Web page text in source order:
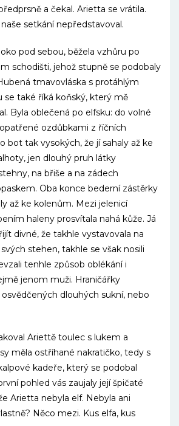
a čekal. Arietta se vrátila.
setkání nepředstavoval.
pod sebou, běžela vzhůru po
schodišti, jehož stupně se podobaly
tmavovláska s protáhlým
se také říká koňský, který mě
Byla oblečená po elfsku: do volné
ozdůbkami z říčních
bot tak vysokých, že jí sahaly až ke
jen dlouhý pruh látky
na břiše a na zádech
Oba konce bederní zástěrky
až ke kolenům. Mezi jelenicí
haleny prosvítala nahá kůže. Já
divné, že takhle vystavovala na
stehen, takhle se však nosili
tenhle způsob oblékání i
jenom muži. Hraničářky
dlouhých sukní, nebo
Ariettě toulec s lukem a
měla ostříhané nakratičko, tedy s
kadeře, který se podobal
pohled vás zaujaly její špičaté
Arietta nebyla elf. Nebyla ani
Něco mezi. Kus elfa, kus